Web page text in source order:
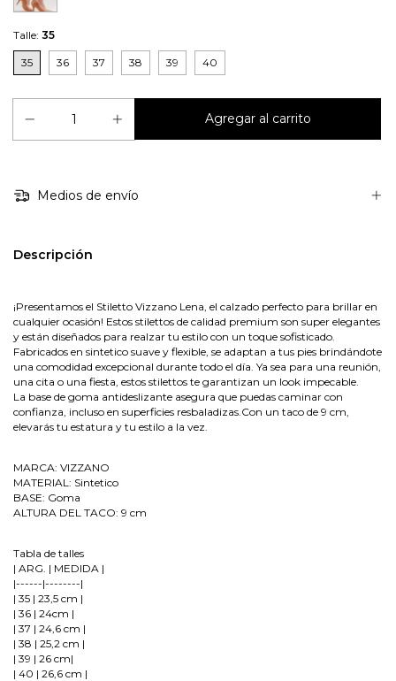
Talle: 35
35 36 37 38 39 40
Medios de envío
Descripción
¡Presentamos el Stiletto Vizzano Lena, el calzado perfecto para brillar en
cualquier ocasión! Estos stilettos de calidad premium son super elegantes
y están diseñados para realzar tu estilo con un toque sofisticado.
Fabricados en sintetico suave y flexible, se adaptan a tus pies brindándote
una comodidad excepcional durante todo el día. Ya sea para una reunión,
una cita o una fiesta, estos stilettos te garantizan un look impecable.
La base de goma antideslizante asegura que puedas caminar con
confianza, incluso en superficies resbaladizas.Con un taco de 9 cm,
elevarás tu estatura y tu estilo a la vez.
MARCA: VIZZANO
MATERIAL: Sintetico
BASE: Goma
ALTURA DEL TACO: 9 cm
Tabla de talles
| ARG. | MEDIDA |
|------|--------|
| 35 | 23,5 cm |
| 36 | 24cm |
| 37 | 24,6 cm |
| 38 | 25,2 cm |
| 39 | 26 cm|
| 40 | 26,6 cm |